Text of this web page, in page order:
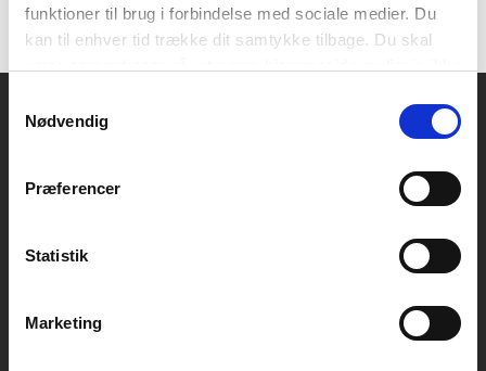
funktioner til brug i forbindelse med sociale medier. Du
kan til enhver tid trække dit samtykke tilbage. Du skal
tilbagetrækker et samtykke.
Nødvendig
Præferencer
Statistik
Marketing
1120 København K